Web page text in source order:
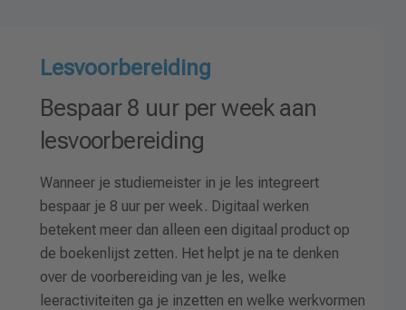
Lesvoorbereiding
Bespaar 8 uur per week aan
lesvoorbereiding
Wanneer je studiemeister in je les integreert
bespaar je 8 uur per week. Digitaal werken
betekent meer dan alleen een digitaal product op
de boekenlijst zetten. Het helpt je na te denken
over de voorbereiding van je les, welke
leeractiviteiten ga je inzetten en welke werkvormen